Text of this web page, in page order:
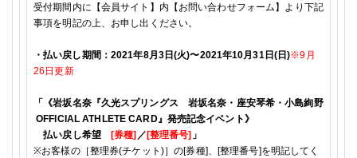
受付期間内に【会員サイト】内【お問い合わせフォーム】より下記
事項を明記の上、お申し出ください。
・払い戻し期間： 2021年8月3日(火)〜2021年10月31日(日)※9月
26 日更新
「 《岩坂名奈『久光スプリングス 岩坂名奈・座安琴希・小島絢野
OFFICIAL ATHLETE CARD』発売記念イベント 》
払い戻し希望
[券種] ／ [整理番号] 」
※お客様の［整理券(チケット )］の[券種]、 [整理番号]を明記してく